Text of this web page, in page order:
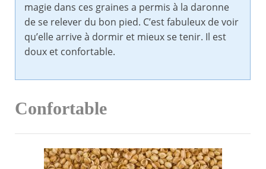
magie dans ces graines a permis à la daronne
de se relever du bon pied. C’est fabuleux de voir
qu’elle arrive à dormir et mieux se tenir. Il est
doux et confortable.
Confortable